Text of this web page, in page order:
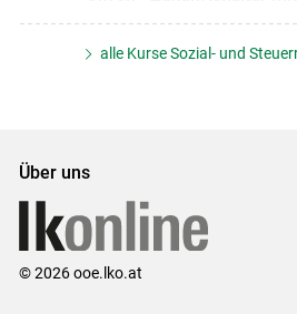
alle Kurse Sozial- und
Über uns
© 2026 ooe.lko.at